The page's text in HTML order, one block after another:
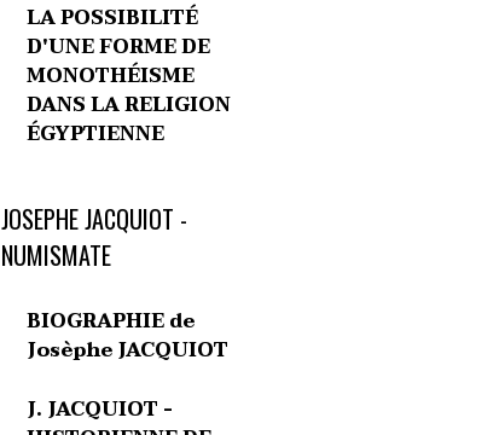
LA POSSIBILITÉ
D'UNE FORME DE
MONOTHÉISME
DANS LA RELIGION
ÉGYPTIENNE
JOSEPHE JACQUIOT -
NUMISMATE
BIOGRAPHIE de
Josèphe JACQUIOT
J. JACQUIOT -